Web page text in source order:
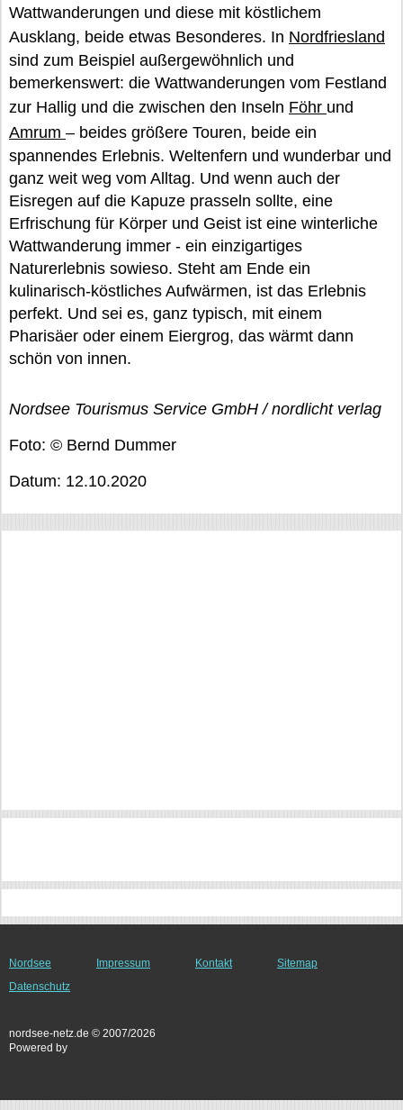
Wattwanderungen und diese mit köstlichem
Ausklang, beide etwas Besonderes. In Nordfriesland
sind zum Beispiel außergewöhnlich und
bemerkenswert: die Wattwanderungen vom Festland
zur Hallig und die zwischen den Inseln Föhr und
Amrum – beides größere Touren, beide ein
spannendes Erlebnis. Weltenfern und wunderbar und
ganz weit weg vom Alltag. Und wenn auch der
Eisregen auf die Kapuze prasseln sollte, eine
Erfrischung für Körper und Geist ist eine winterliche
Wattwanderung immer - ein einzigartiges
Naturerlebnis sowieso. Steht am Ende ein
kulinarisch-köstliches Aufwärmen, ist das Erlebnis
perfekt. Und sei es, ganz typisch, mit einem
Pharisäer oder einem Eiergrog, das wärmt dann
schön von innen.
Nordsee Tourismus Service GmbH / nordlicht verlag
Foto: © Bernd Dummer
Datum: 12.10.2020
Nordsee Impressum Kontakt
Sitemap
Datenschutz
nordsee-netz.de © 2007/2026
Powered by